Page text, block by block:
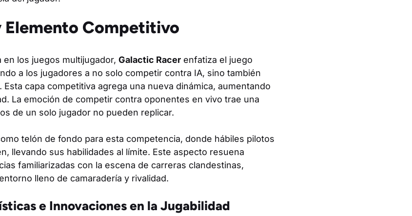
Competitivo
los juegos multijugador, Galactic Racer enfatiza el juego
a los jugadores a no solo competir contra IA, sino también
capa competitiva agrega una nueva dinámica, aumentando
La emoción de competir contra oponentes en vivo trae una
de un solo jugador no pueden replicar.
telón de fondo para esta competencia, donde hábiles pilotos
llevando sus habilidades al límite. Este aspecto resuena
familiarizadas con la escena de carreras clandestinas,
lleno de camaradería y rivalidad.
e Innovaciones en la Jugabilidad